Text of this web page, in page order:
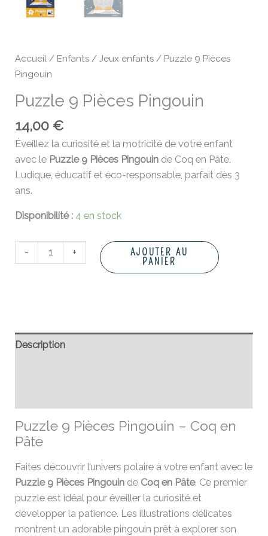
Accueil / Enfants /Jeux enfants / Puzzle 9 Pièces
Pingouin
Puzzle 9 Pièces Pingouin
14,00€
Éveillez la curiosité et la motricité de votre enfant
avec le Puzzle 9 Pièces Pingouin de Coq en Pâte.
Ludique, éducatif et éco-responsable, parfait dès 3
ans.
Disponibilité : 4 en stock
- +
AJOUTER AU
PANIER
Description
Puzzle 9 Pièces Pingouin – Coq en
Pâte
Faites découvrir l’univers polaire à votre enfant avec le
Puzzle 9 Pièces Pingouin de Coq en Pâte. Ce premier
puzzle est idéal pour éveiller la curiosité et
développer la patience. Les illustrations délicates
montrent un adorable pingouin prêt à explorer son